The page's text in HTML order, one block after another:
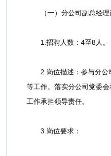
（一）分公司副总经理
1.招聘人数：4至8人。
2.岗位描述：参与分公司
等工作。落实分公司党委
工作承担领导责任。
3.岗位要求：